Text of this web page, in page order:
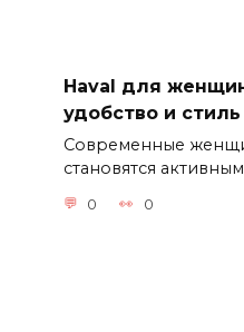
Haval для
удобство и стиль
Современные
становятся
0 0